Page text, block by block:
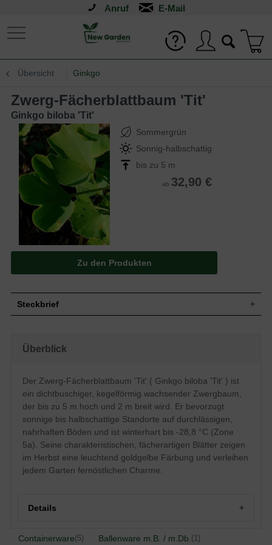
Anruf
Übersicht Ginkgo
Zwerg-Fächerblattbaum 'Tit'
Ginkgo biloba 'Tit'
Sommergrün
Sonnig-halbschattig
bis zu 5 m
ab 32,90 €
Zu den Produkten
Steckbrief
Blatt
Sommergrün, klein, fächerartig,
halbmondförmig, in der Mitte geteilt, am
Ende mit tiefen Ausbuchtungen,
frischgrün, Herbstfärbung hellgelb bis
goldgelb, 4 bis 8 cm breit
Frucht
Keine
Blüte
Grüne Trauben (weiblich), grüne längliche
Kätzchen (männlich), eher unscheinbar
Blütezeit
März
Wurzeln
Gartenböden
Überblick
Der Zwerg-Fächerblattbaum 'Tit' ( Ginkgo biloba 'Tit' ) ist
ein dichtbuschiger, kegelförmig wachsender Zwergbaum,
der bis zu 5 m hoch und 2 m breit wird. Er bevorzugt
sonnige bis halbschattige Standorte auf durchlässigen,
nahrhaften Böden und ist winterhart bis -28,8 °C (Zone
5a). Seine charakteristischen, fächerartigen Blätter zeigen
im Herbst eine leuchtend goldgelbe Färbung und verleihen
jedem Garten fernöstlichen Charme.
Details
Containerware(5) Ballenware m.B. / m.Db. (1)